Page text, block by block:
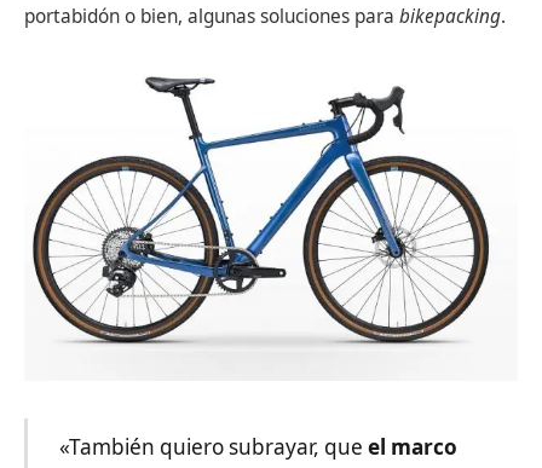
portabidón o bien, algunas soluciones para bikepacking.
«También quiero subrayar, que el marco